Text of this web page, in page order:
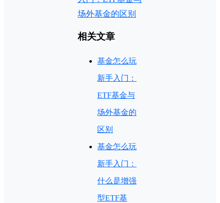
场外基金的区别
相关文章
基金怎么玩
新手入门：
ETF基金与
场外基金的
区别
基金怎么玩
新手入门：
什么是增强
型ETF基